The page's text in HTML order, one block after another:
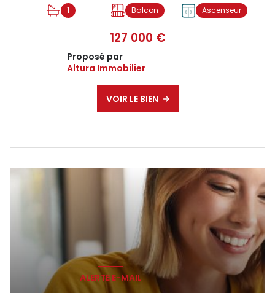
1 Balcon Ascenseur
127 000 €
Proposé par
Altura Immobilier
VOIR LE BIEN
ALERTE E-MAIL